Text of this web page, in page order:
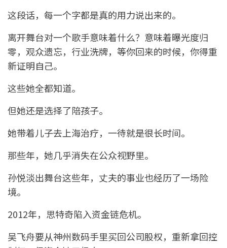
这段话，每一个字都是真的用力说出来的。
离开舞台对一个歌手意味着什么？意味着曝光度归
零，观众遗忘，行业洗牌，等你回来的时候，你得重
新证明自己。
这些她全都知道。
但她还是选择了陪孩子。
她带着儿子去上海治疗，一待就是很长时间。
那些年，她几乎消失在公众视野里。
孙悦淡出舞台这些年，丈夫的事业也经历了一场险
境。
2012年，思特奇陷入资金链危机。
吴飞舟要从神州数码手里买回公司股权，重新拿回控